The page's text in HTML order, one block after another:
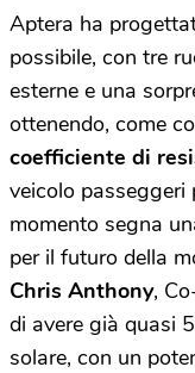
Aptera ha
possibile, con tre
esterne e una
ottenendo, come
coefficiente di
veicolo passeggeri
momento segna
per il futuro della
Chris Anthony,
di avere già quasi
solare, con un